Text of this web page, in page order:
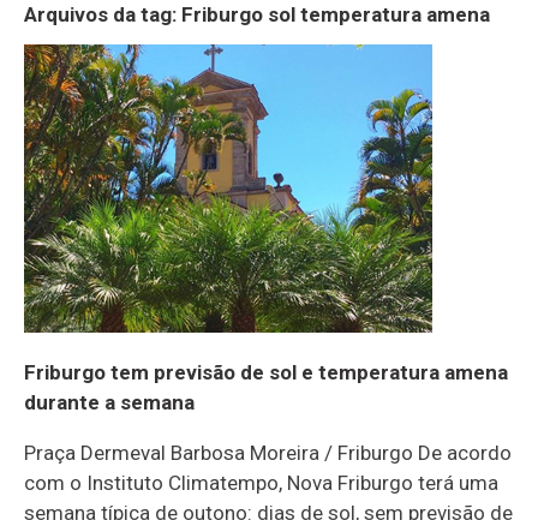
Arquivos da tag: Friburgo sol temperatura amena
Friburgo tem previsão de sol e temperatura amena
durante a semana
Praça Dermeval Barbosa Moreira / Friburgo De acordo
com o Instituto Climatempo, Nova Friburgo terá uma
semana típica de outono: dias de sol, sem previsão de